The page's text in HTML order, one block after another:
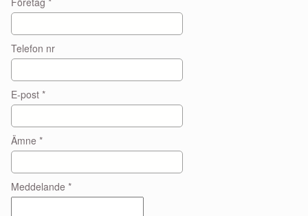
Telefon nr
E-post *
Ämne *
Meddelande *